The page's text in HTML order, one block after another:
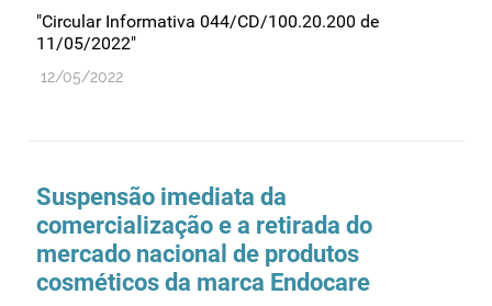
"Circular Informativa 044/CD/100.20.200 de
11/05/2022"
12/05/2022
Suspensão imediata da
comercialização e a retirada do
mercado nacional de produtos
cosméticos da marca Endocare